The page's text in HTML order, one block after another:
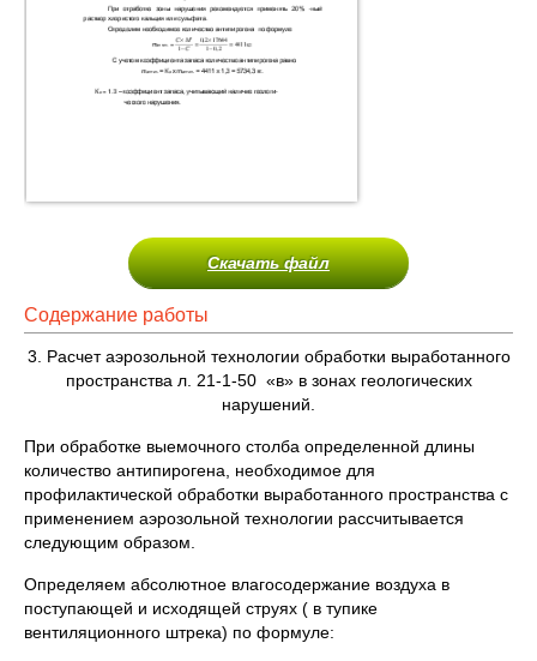
Скачать файл
Содержание работы
3. Расчет аэрозольной технологии обработки выработанного
пространства л. 21-1-50 «в» в зонах геологических
нарушений.
При обработке выемочного столба определенной длины
количество антипирогена, необходимое для
профилактической обработки выработанного пространства с
применением аэрозольной технологии рассчитывается
следующим образом.
Определяем абсолютное влагосодержание воздуха в
поступающей и исходящей струях ( в тупике
вентиляционного штрека) по формуле: